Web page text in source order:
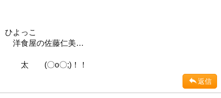
ひよっこ
洋食屋の佐藤仁美…
太 (〇o〇;)！！
返信